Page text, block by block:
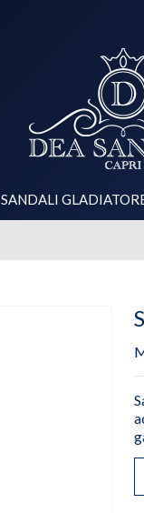
SANDALI